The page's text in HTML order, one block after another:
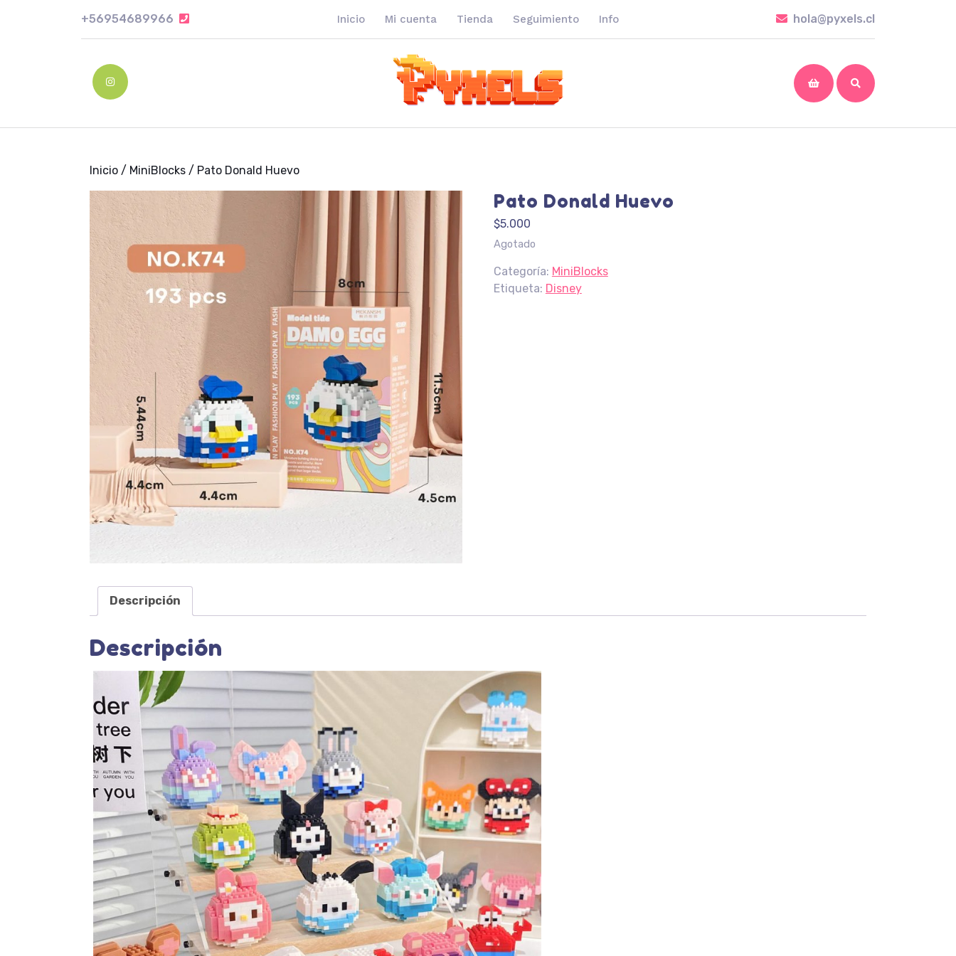
+56954689966 +56954689966 Inicio Mi cuenta Tienda Seguimiento Info hola@pyxels.cl
Instagram
shopping
cart
Inicio / MiniBlocks / Pato Donald Huevo
Pato Donald Huevo
$5.000
Agotado
Categoría: MiniBlocks
Etiqueta: Disney
Descripción
Descripción